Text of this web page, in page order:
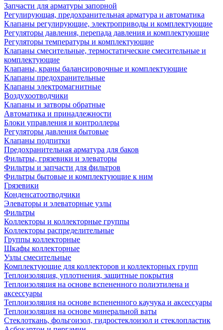
Запчасти для арматуры запорной
Регулирующая, предохранительная арматура и автоматика
Клапаны регулирующие, электроприводы и комплектующие
Регуляторы давления, перепада давления и комплектующие
Регуляторы температуры и комплектующие
Клапаны смесительные, термостатические смесительные и
комплектующие
Клапаны, краны балансировочные и комплектующие
Клапаны предохранительные
Клапаны электромагнитные
Воздухоотводчики
Клапаны и затворы обратные
Автоматика и принадлежности
Блоки управления и контроллеры
Регуляторы давления бытовые
Клапаны подпитки
Предохранительная арматура для баков
Фильтры, грязевики и элеваторы
Фильтры и запчасти для фильтров
Фильтры бытовые и комплектующие к ним
Грязевики
Конденсатоотводчики
Элеваторы и элеваторные узлы
Фильтры
Коллекторы и коллекторные группы
Коллекторы распределительные
Группы коллекторные
Шкафы коллекторные
Узлы смесительные
Комплектующие для коллекторов и коллекторных групп
Теплоизоляция, уплотнения, защитные покрытия
Теплоизоляция на основе вспененного полиэтилена и
аксессуары
Теплоизоляция на основе вспененного каучука и аксессуары
Теплоизоляция на основе минеральной ваты
Стеклоткань, фольгоизол, гидростеклоизол и стеклопластик